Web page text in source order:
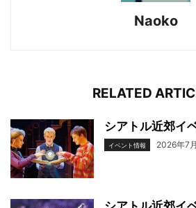
Naoko
RELATED
シアトル近郊イ
イベント情報 2026年7